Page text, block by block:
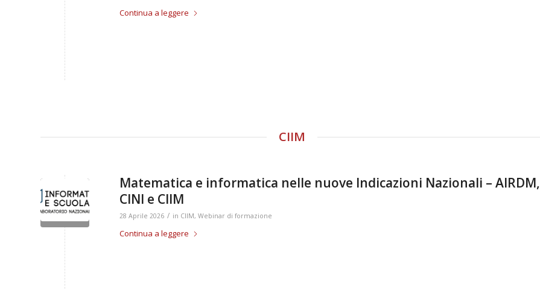
Continua a leggere
CIIM
Matematica e informatica nelle nuove Indicazioni Nazionali – AIRDM,
CINI e CIIM
28 Aprile 2026 / in CIIM, Webinar di formazione
Continua a leggere